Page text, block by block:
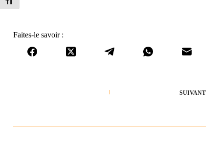
Faites-le savoir :
SUIVANT